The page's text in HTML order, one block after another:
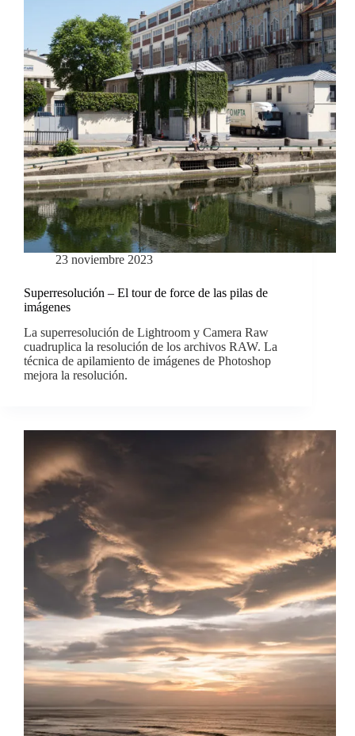
23 noviembre 2023
Superresolución – El tour de force de las pilas de
imágenes
La superresolución de Lightroom y Camera Raw
cuadruplica la resolución de los archivos RAW. La
técnica de apilamiento de imágenes de Photoshop
mejora la resolución.